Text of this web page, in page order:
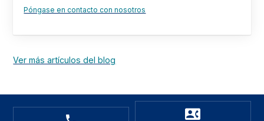
Póngase en contacto con nosotros
Ver más artículos del blog